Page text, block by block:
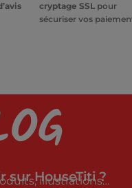
cryptage SSLpour
sécuriser vos
sur HouseTiti ?
illustrations…